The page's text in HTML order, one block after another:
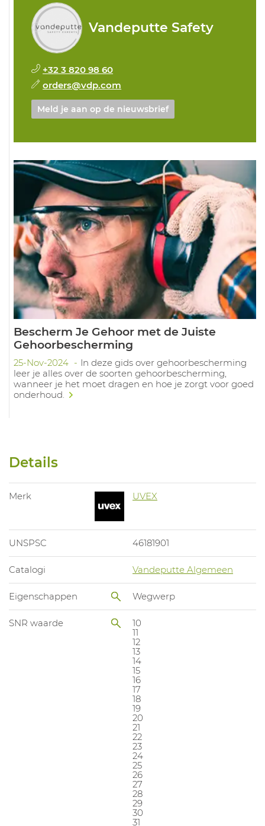
Vandeputte Safety
+32 3 820 98 60
orders@vdp.com
Meld je aan op de nieuwsbrief
Bescherm Je Gehoor met de Juiste
Gehoorbescherming
25-Nov-2024
In deze gids over gehoorbescherming
leer je alles over de soorten gehoorbescherming,
wanneer je het moet dragen en hoe je zorgt voor goed
onderhoud.
Details
Merk UVEX
UNSPSC 46181901
Catalogi Vandeputte Algemeen
Eigenschappen Wegwerp
SNR waarde
10
11
12
13
14
15
16
17
18
19
20
21
22
23
24
25
26
27
28
29
30
31